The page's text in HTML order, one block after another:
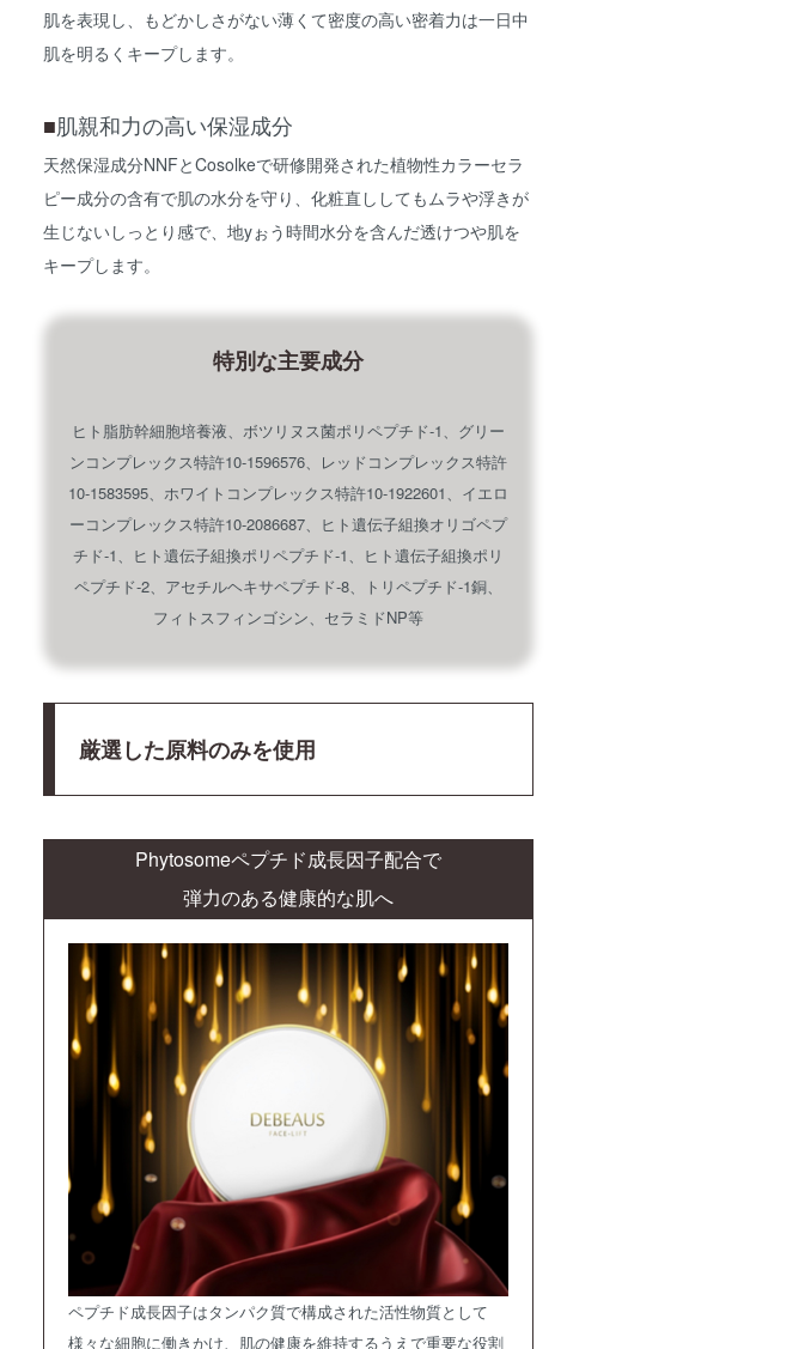
肌を表現し、もどかしさがない薄くて密度の高い密着力は一日中
肌を明るくキープします。
■肌親和力の高い保湿成分
天然保湿成分NNFとCosolkeで研修開発された植物性カラーセラ
ピー成分の含有で肌の水分を守り、化粧直ししてもムラや浮きが
生じないしっとり感で、地yぉう時間水分を含んだ透けつや肌を
キープします。
特別な主要成分
ヒト脂肪幹細胞培養液、ボツリヌス菌ポリペプチド-1、グリー
ンコンプレックス特許10-1596576、レッドコンプレックス特許
10-1583595、ホワイトコンプレックス特許10-1922601、イエロ
ーコンプレックス特許10-2086687、ヒト遺伝子組換オリゴペプ
チド-1、ヒト遺伝子組換ポリペプチド-1、ヒト遺伝子組換ポリ
ペプチド-2、アセチルヘキサペプチド-8、トリペプチド-1銅、
フィトスフィンゴシン、セラミドNP等
厳選した原料のみを使用
Phytosomeペプチド成長因子配合で
弾力のある健康的な肌へ
ペプチド成長因子はタンパク質で構成された活性物質として
様々な細胞に働きかけ、肌の健康を維持するうえで重要な役割